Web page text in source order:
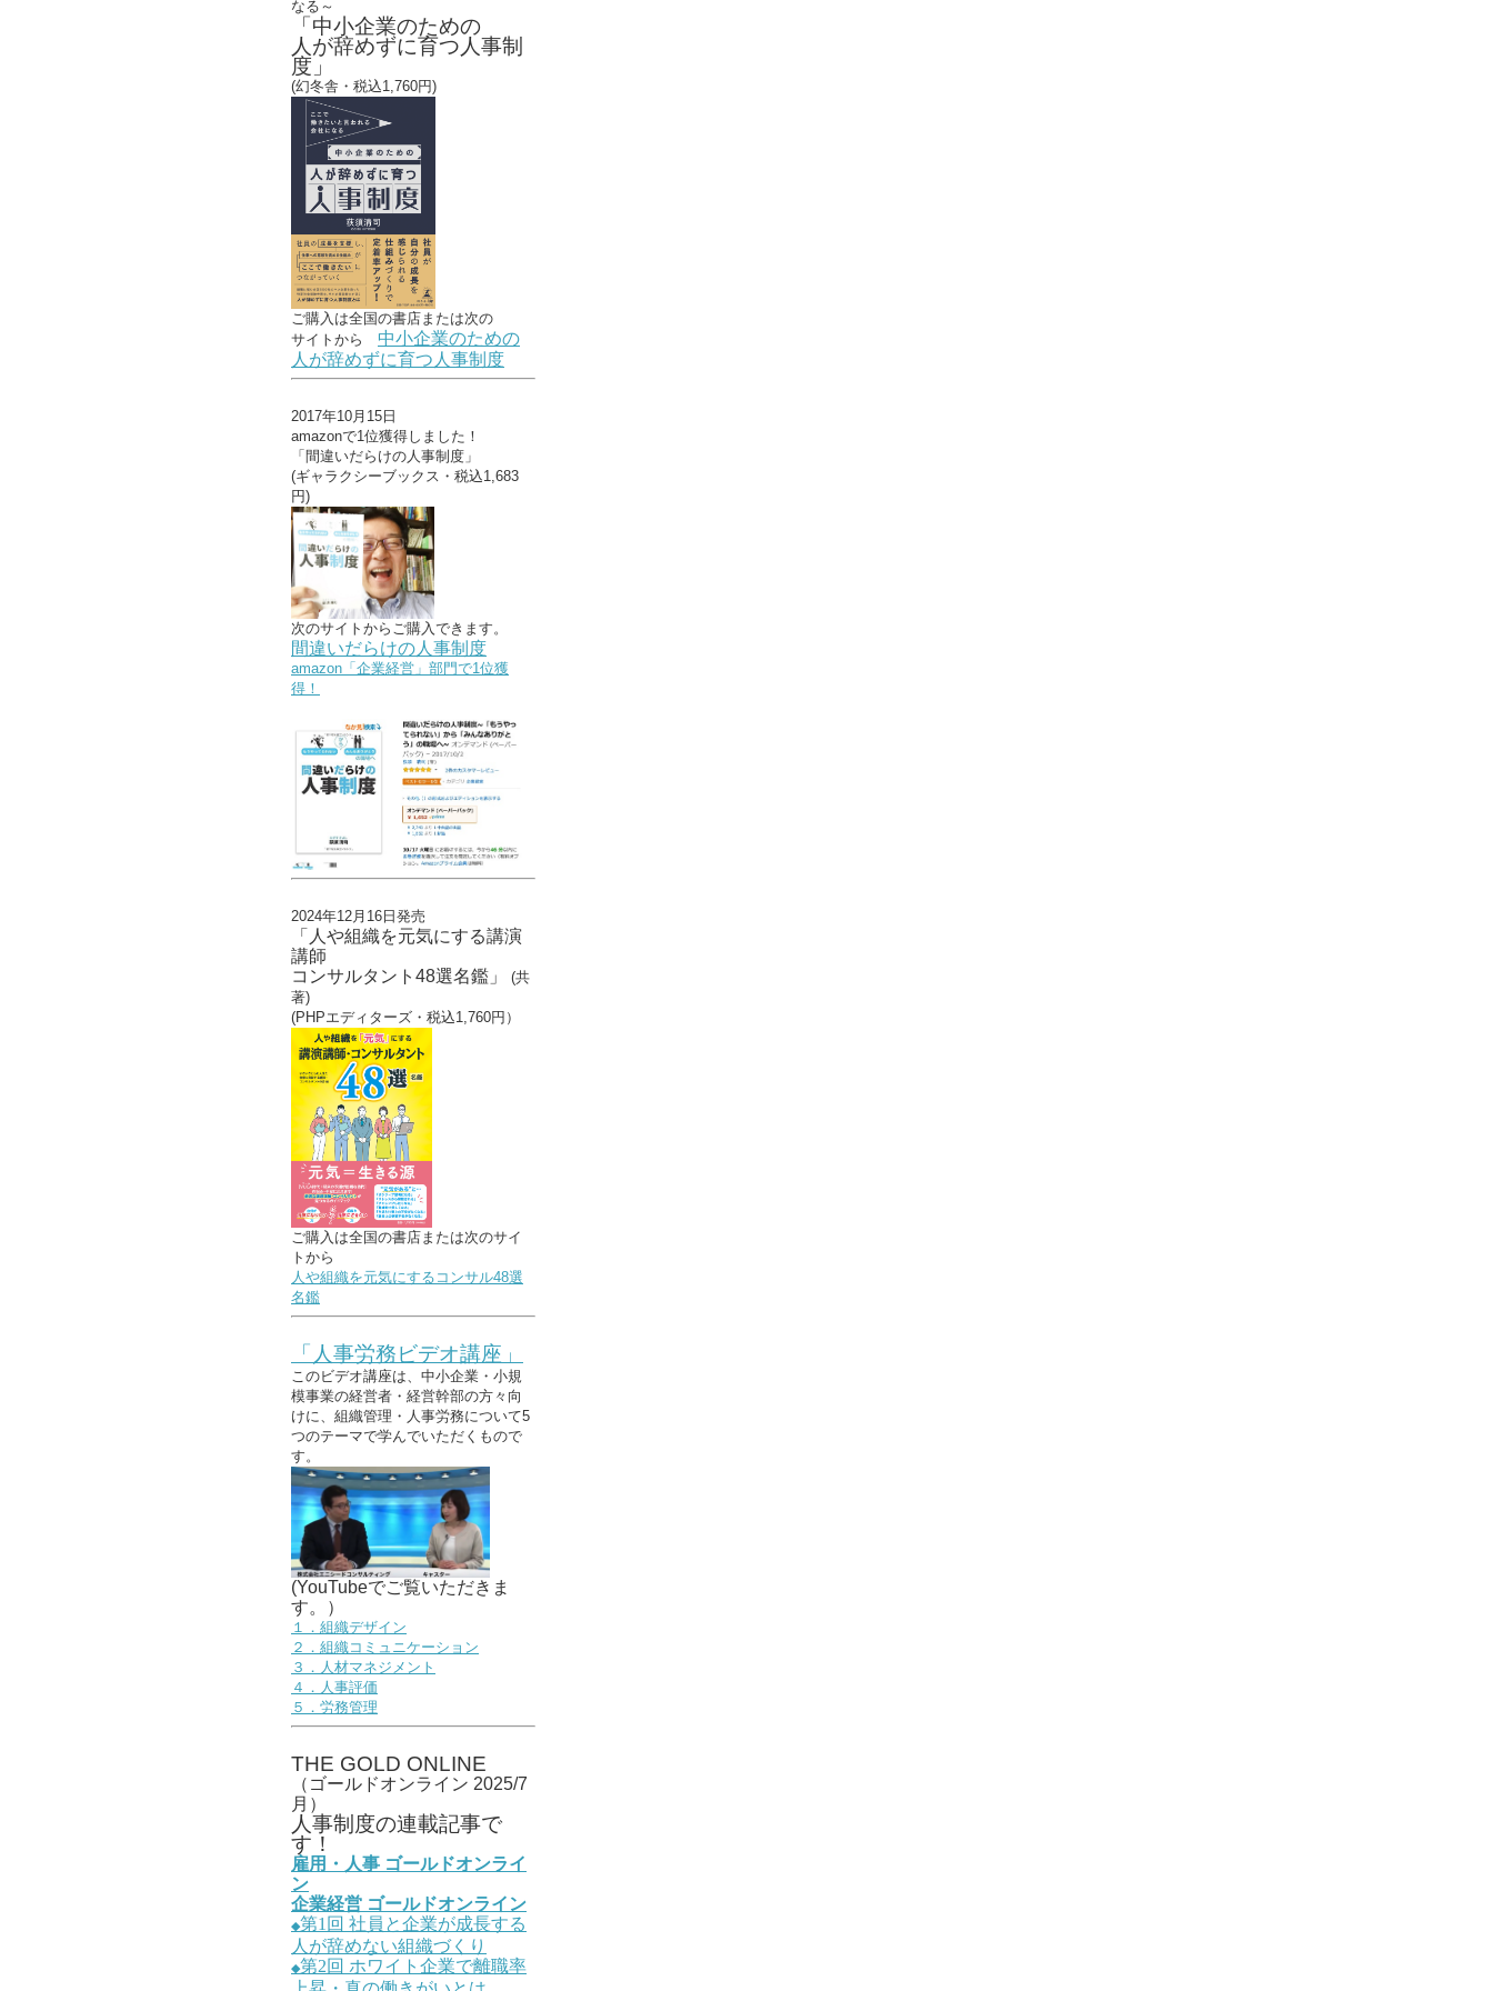
なる～
「中小企業のための
人が辞めずに育つ人事制
度」
(幻冬舎・税込1,760円)
ご購入は全国の書店または次の
サイトから 中小企業のための
人が辞めずに育つ人事制度
2017年10月15日
amazonで1位獲得しました！
「間違いだらけの人事制度」
(ギャラクシーブックス・税込1,683
円)
次のサイトからご購入できます。
間違いだらけの人事制度
amazon「企業経営」部門で1位獲
得！
2024年12月16日発売
「人や組織を元気にする講演
講師
コンサルタント48選名鑑」 (共
著)
(PHPエディターズ・税込1,760円）
ご購入は全国の書店または次のサイ
トから
人や組織を元気にするコンサル48選
名鑑
「人事労務ビデオ講座」
このビデオ講座は、中小企業・小規
模事業の経営者・経営幹部の方々向
けに、組織管理・人事労務について5
つのテーマで学んでいただくもので
す。
(YouTubeでご覧いただきま
す。）
１．組織デザイン
２．組織コミュニケーション
３．人材マネジメント
４．人事評価
５．労務管理
THE GOLD ONLINE
（ゴールドオンライン 2025/7
月）
人事制度の連載記事で
す！
雇用・人事 ゴールドオンライ
ン
企業経営 ゴールドオンライン
◆第1 回 社員と企業が成長する
人が辞めない組織づくり
◆第2回 ホワイト企業で離職率